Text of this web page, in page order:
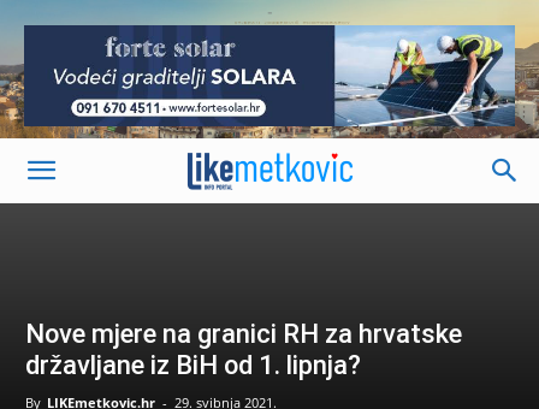
-
Nove mjere na granici RH za hrvatske
državljane iz BiH od 1. lipnja?
By LIKEmetkovic.hr - 29. svibnja 2021.